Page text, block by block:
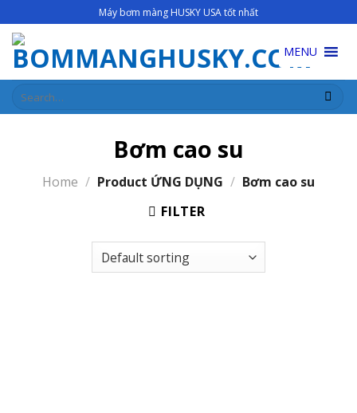
to
content
Máy bơm màng HUSKY USA tốt nhất
MENU
for:
Bơm cao su
Home / Product ỨNG DỤNG / Bơm cao su
FILTER